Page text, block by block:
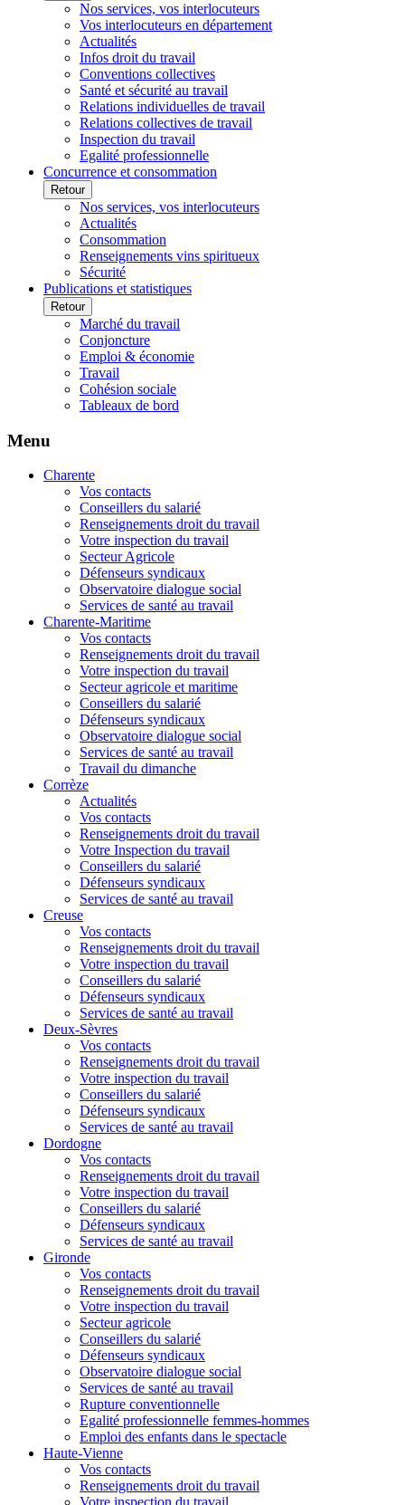
Nos services, vos interlocuteurs
Vos interlocuteurs en département
Actualités
Infos droit du travail
Conventions collectives
Santé et sécurité au travail
Relations individuelles de travail
Relations collectives de travail
Inspection du travail
Egalité professionnelle
Concurrence et consommation
Retour
Nos services, vos interlocuteurs
Actualités
Consommation
Renseignements vins spiritueux
Sécurité
Publications et statistiques
Retour
Marché du travail
Conjoncture
Emploi & économie
Travail
Cohésion sociale
Tableaux de bord
Menu
Charente
Vos contacts
Conseillers du salarié
Renseignements droit du travail
Votre inspection du travail
Secteur Agricole
Défenseurs syndicaux
Observatoire dialogue social
Services de santé au travail
Charente-Maritime
Vos contacts
Renseignements droit du travail
Votre inspection du travail
Secteur agricole et maritime
Conseillers du salarié
Défenseurs syndicaux
Observatoire dialogue social
Services de santé au travail
Travail du dimanche
Corrèze
Actualités
Vos contacts
Renseignements droit du travail
Votre Inspection du travail
Conseillers du salarié
Défenseurs syndicaux
Services de santé au travail
Creuse
Vos contacts
Renseignements droit du travail
Votre inspection du travail
Conseillers du salarié
Défenseurs syndicaux
Services de santé au travail
Deux-Sèvres
Vos contacts
Renseignements droit du travail
Votre inspection du travail
Conseillers du salarié
Défenseurs syndicaux
Services de santé au travail
Dordogne
Vos contacts
Renseignements droit du travail
Votre inspection du travail
Conseillers du salarié
Défenseurs syndicaux
Services de santé au travail
Gironde
Vos contacts
Renseignements droit du travail
Votre inspection du travail
Secteur agricole
Conseillers du salarié
Défenseurs syndicaux
Observatoire dialogue social
Services de santé au travail
Rupture conventionnelle
Egalité professionnelle femmes-hommes
Emploi des enfants dans le spectacle
Haute-Vienne
Vos contacts
Renseignements droit du travail